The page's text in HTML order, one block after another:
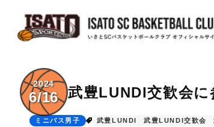
武豊LUNDI交歓会に
2024
6/16
ミニバス男子 武豊LUNDI 武豊LUNDI交歓会